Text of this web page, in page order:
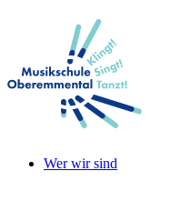
Wer wir sind